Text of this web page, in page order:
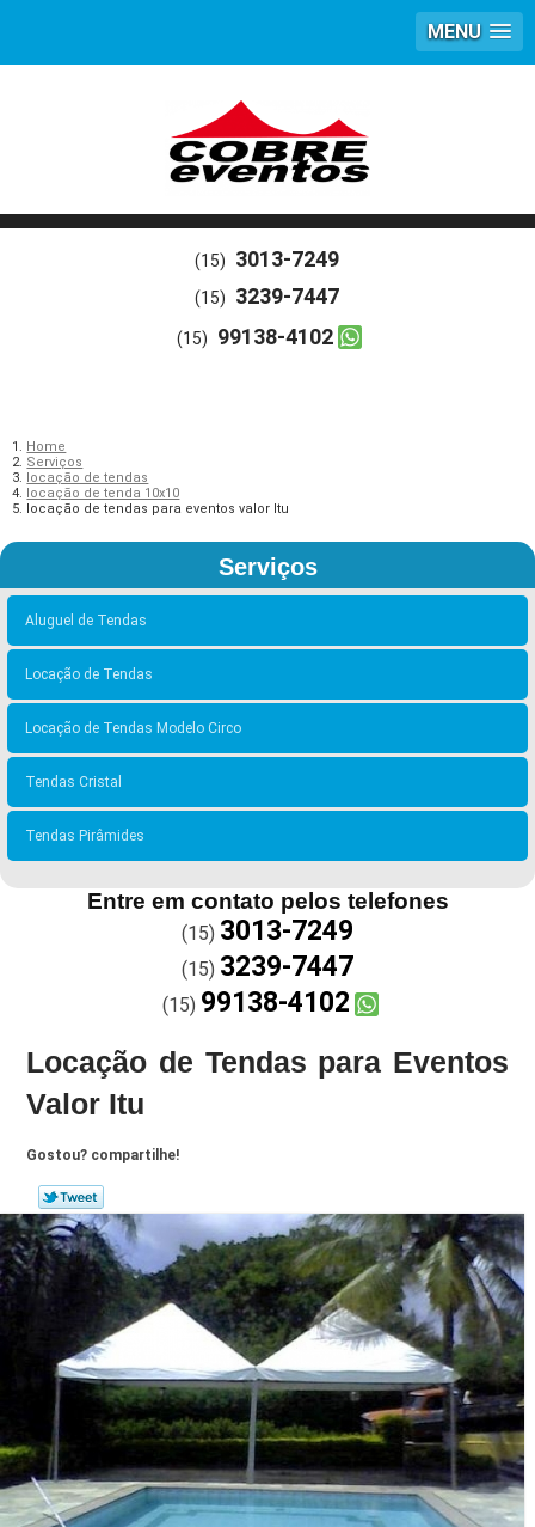
MENU
(15) 3013-7249
(15) 3239-7447
(15) 99138-4102
Home
Serviços
locação de tendas
locação de tenda 10x10
locação de tendas para eventos valor Itu
Serviços
Aluguel de Tendas
Locação de Tendas
Locação de Tendas Modelo Circo
Tendas Cristal
Tendas Pirâmides
Entre em contato pelos telefones
(15) 3013-7249
(15) 3239-7447
(15) 99138-4102
Locação de Tendas para Eventos
Valor Itu
Gostou? compartilhe!